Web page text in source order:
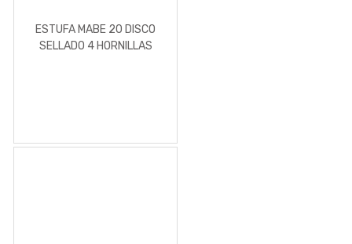
ESTUFA MABE 20 DISCO
SELLADO 4 HORNILLAS